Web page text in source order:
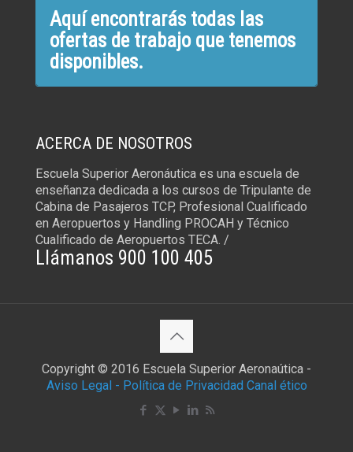
Aquí encontrarás todas las
ofertas de trabajo que tenemos
disponibles.
ACERCA DE NOSOTROS
Escuela Superior Aeronáutica es una escuela de
enseñanza dedicada a los cursos de Tripulante de
Cabina de Pasajeros TCP, Profesional Cualificado
en Aeropuertos y Handling PROCAH y Técnico
Cualificado de Aeropuertos TECA. /
Llámanos 900 100 405
Copyright © 2016 Escuela Superior Aeronaútica -
Aviso Legal - Política de Privacidad Canal ético